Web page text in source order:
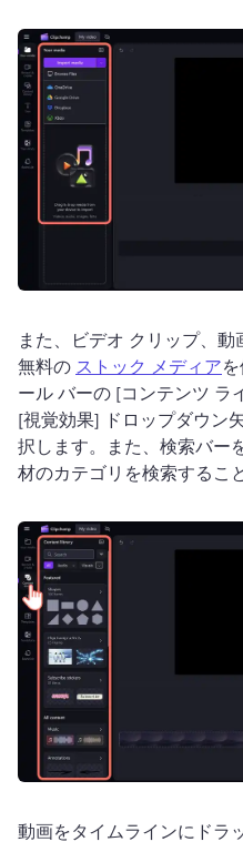
また、ビデオ クリップ、
無料の ストック メディア
ール バーの [コンテンツ ラ
[視覚効果] ドロップダウン
択します。
また、検索バー
材のカテゴリを検索するこ
動画をタイムラインにドラ